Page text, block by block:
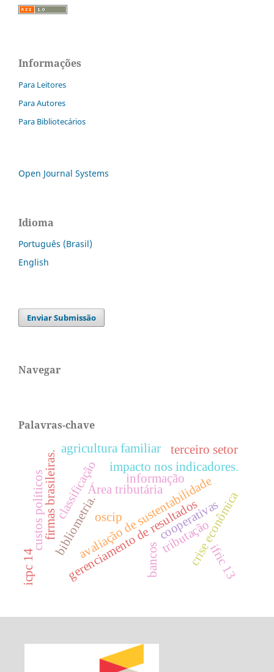
Informações
Para Leitores
Para Autores
Para Bibliotecários
Open Journal Systems
Idioma
Português (Brasil)
English
Enviar Submissão
Navegar
Palavras-chave
classificaçãoÁrea tributária
tributação
gerenciamento de resultados
firmas brasileiras. avaliação de sustentabilidade
agricultura familiar
bibliometria.
bancos crise econômica
impacto nos indicadores.
terceiro setor
oscip
custos políticos
ifric 13
icpc 14
cooperativas
informação